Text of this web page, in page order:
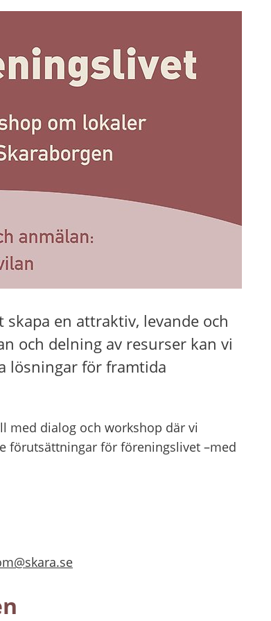
en attraktiv, levande och
och delning av resurser kan vi
lösningar för framtida
med dialog och workshop där vi
förutsättningar för föreningslivet –med